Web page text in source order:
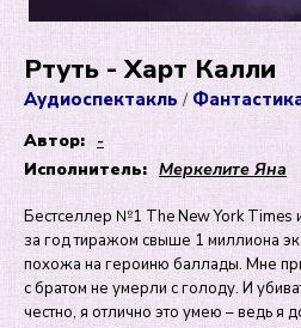
Ртуть - Харт Калли
Аудиоспектакль /
Автор: -
Исполнитель: Меркелите Яна
Бестселлер №1 The New York Times
за год тиражом свыше 1 миллиона
похожа на героиню баллады. Мне
с братом не умерли с голоду. И
честно, я отлично это умею – ведь я